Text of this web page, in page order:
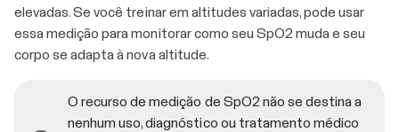
elevadas. Se você treinar em altitudes variadas, pode usar
essa medição para monitorar como seu SpO2 muda e seu
corpo se adapta à nova altitude.
O recurso de medição de SpO2 não se destina a
nenhum uso, diagnóstico ou tratamento médico